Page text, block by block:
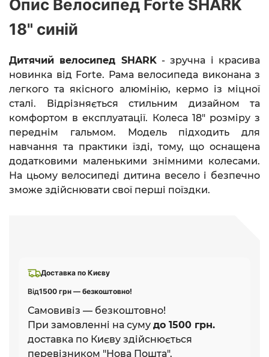
Доставка по Києву
Від1500 грн — безкоштовно!
Самовивіз — безкоштовно!
При замовленні на суму до 1500 грн.
доставка по Києву здійснюється
перевізником "Нова Пошта".
Опис Велосипед Forte SHARK
18" синій
Дитячий велосипед SHARK - зручна і красива
новинка від Forte. Рама велосипеда виконана з
легкого та якісного алюмінію, кермо із міцної
сталі. Відрізняється стильним дизайном та
комфортом в експлуатації. Колеса 18" розміру з
переднім гальмом. Модель підходить для
навчання та практики їзді, тому, що оснащена
додатковими маленькими знімними колесами.
На цьому велосипеді дитина весело і безпечно
зможе здійснювати свої перші поїздки.